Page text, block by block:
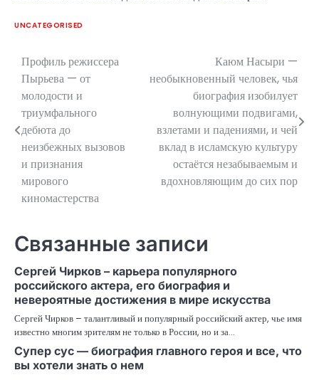
UNCATEGORISED
Навигация
по
записям
Профиль режиссера
Пырьева — от
молодости и
триумфального
дебюта до
неизбежных вызовов
и признания
мирового
киномастерства
Каюм Насыри —
необыкновенный человек, чья
биография изобилует
волнующими подвигами,
взлетами и падениями, и чей
вклад в исламскую культуру
остаётся незабываемым и
вдохновляющим до сих пор
Связанные записи
Сергей Чирков – карьера популярного
российского актера, его биография и
невероятные достижения в мире искусства
Сергей Чирков – талантливый и популярный российский актер, чье имя
известно многим зрителям не только в России, но и за…
Супер сус — биография главного героя и все, что
вы хотели знать о нем